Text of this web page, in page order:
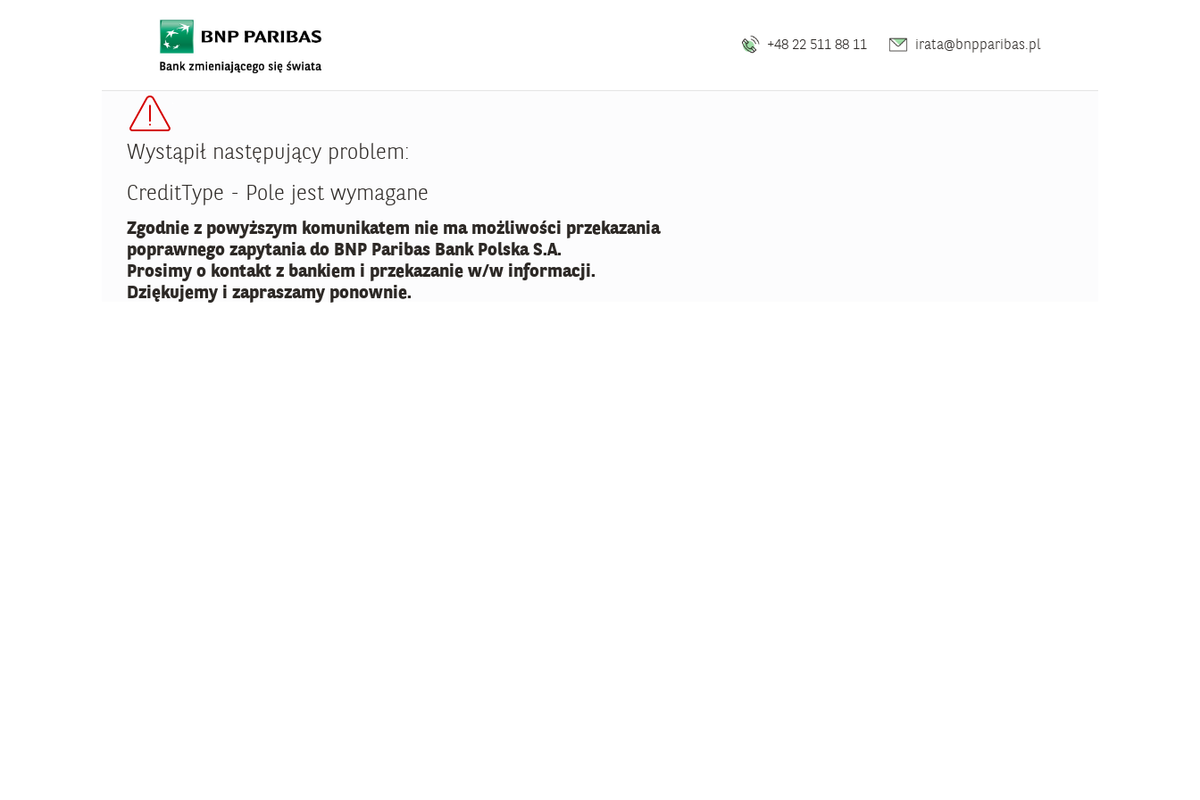
+48 22 511 88 11 irata@bnpparibas.pl
Wystąpił następujący problem:
CreditType - Pole jest wymagane
Zgodnie z powyższym komunikatem nie ma możliwości przekazania
poprawnego zapytania do BNP Paribas Bank Polska S.A.
Prosimy o kontakt z bankiem i przekazanie w/w informacji.
Dziękujemy i zapraszamy ponownie.